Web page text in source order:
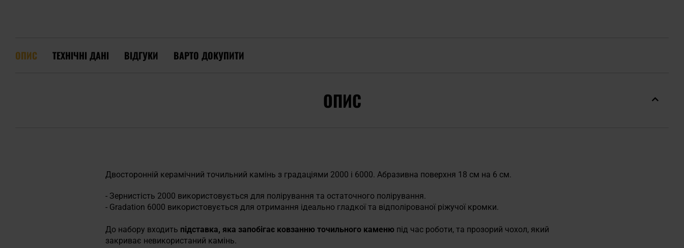
ОПИС ТЕХНІЧНІ ДАНІ ВІДГУКИ ВАРТО ДОКУПИТИ
ОПИС
Двосторонній керамічний точильний камінь з градаціями 2000 і 6000. Абразивна поверхня 18 см на 6 см.
- Зернистість 2000 використовується для полірування та остаточного полірування.
- Gradation 6000 використовується для отримання ідеально гладкої та відполірованої ріжучої кромки.
До набору входить підставка, яка запобігає ковзанню точильного каменю під час роботи, та прозорий чохол, який
закриває невикористаний камінь.